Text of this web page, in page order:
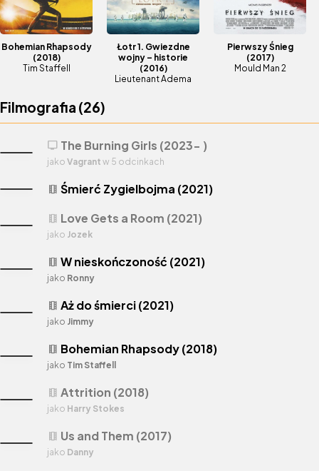
Bohemian Rhapsody
(2018)
Tim Staffell
Łotr 1. Gwiezdne
wojny – historie
(2016)
Lieutenant Adema
Pierwszy Śnieg
(2017)
Mould Man 2
Filmografia (26)
theaters Śmierć Zygielbojma (2021)
theaters Love Gets a Room (2021)
jako Jozek
theaters W nieskończoność (2021)
jako Ronny
theaters Us and Them (2017)
jako Danny
theaters Bohemian Rhapsody (2018)
jako Tim Staffell
theaters Aż do śmierci (2021)
jako Jimmy
theaters Attrition (2018)
jako Harry Stokes
tv The Burning Girls (2023- )
jako Vagrant w 5 odcinkach